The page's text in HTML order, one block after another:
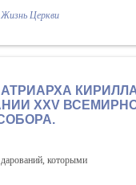
Жизнь Церкви
XXV
дарований, которыми